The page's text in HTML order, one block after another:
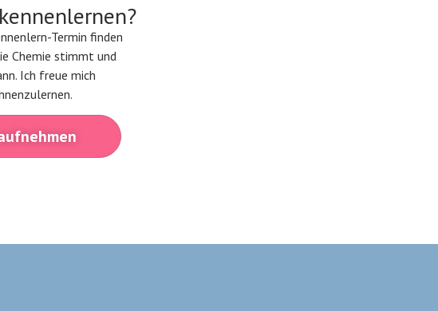
Termin finden
Chemie stimmt und
Ich freue mich